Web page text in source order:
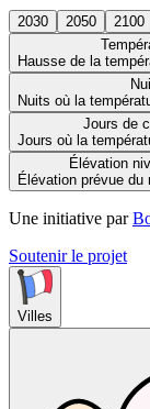
2030 2050
2100
Hausse de la
Nuits où la
Jours de
Jours où la
Élévation
Élévation prévue du
Une initiative par
Soutenir le projet
Villes